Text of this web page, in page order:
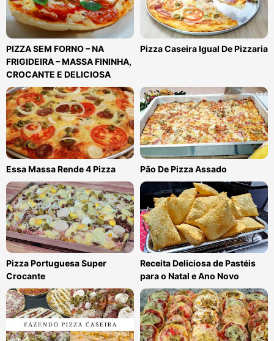
PIZZA SEM FORNO – NA
FRIGIDEIRA – MASSA FININHA,
CROCANTE E DELICIOSA
Pizza Caseira Igual De Pizzaria
Essa Massa Rende 4 Pizza Pão De Pizza Assado
Pizza Portuguesa Super
Crocante
Receita Deliciosa de Pastéis
para o Natal e Ano Novo